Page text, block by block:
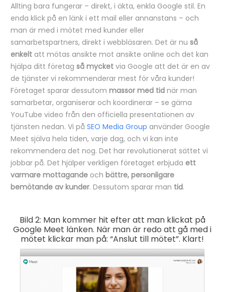
Allting bara fungerar – direkt, i äkta, enkla Google stil. En
enda klick på en länk i ett mail eller annanstans – och
man är med i mötet med kunder eller
samarbetspartners, direkt i webbläsaren. Det är nu så
enkelt att mötas ansikte mot ansikte online och det kan
hjälpa ditt företag så mycket via Google att det är en av
de tjänster vi rekommenderar mest för våra kunder!
Företaget sparar dessutom massor med tid när man
samarbetar, organiserar och koordinerar – se gärna
YouTube video från den officiella presentationen av
tjänsten nedan. Vi på SEO Media Group använder Google
Meet själva hela tiden, varje dag, och vi kan inte
rekommendera det nog. Det har revolutionerat sättet vi
jobbar på. Det hjälper verkligen företaget erbjuda ett
varmare mottagande och bättre, personligare
bemötande av kunder. Dessutom sparar man tid.
Bild 2: Man kommer hit efter att man klickat på
Google Meet länken. När man är redo att gå med i
mötet klickar man på: “Anslut till mötet”. Klart!